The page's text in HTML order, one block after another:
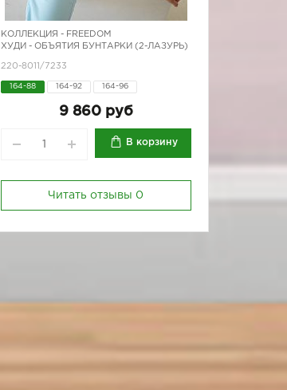
КОЛЛЕКЦИЯ - FREEDOM
ХУДИ - ОБЪЯТИЯ БУНТАРКИ (2-ЛАЗУРЬ)
220-8011/7233
164-88 164-92 164-96
9 860 руб
В корзину
Читать отзывы 0